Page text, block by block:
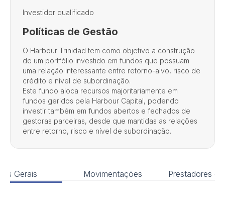
Investidor qualificado
Políticas de Gestão
O Harbour Trinidad tem como objetivo a construção
de um portfólio investido em fundos que possuam
uma relação interessante entre retorno-alvo, risco de
crédito e nível de subordinação.
Este fundo aloca recursos majoritariamente em
fundos geridos pela Harbour Capital, podendo
investir também em fundos abertos e fechados de
gestoras parceiras, desde que mantidas as relações
entre retorno, risco e nível de subordinação.
Gerais Movimentações Prestadores